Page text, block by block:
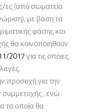
ες (από σωματεία
με βάση τα
φάσης και
θα κοινοποιηθούν
2017για τις όποιες
προσοχή για την
, ενώ
τα οποία θα